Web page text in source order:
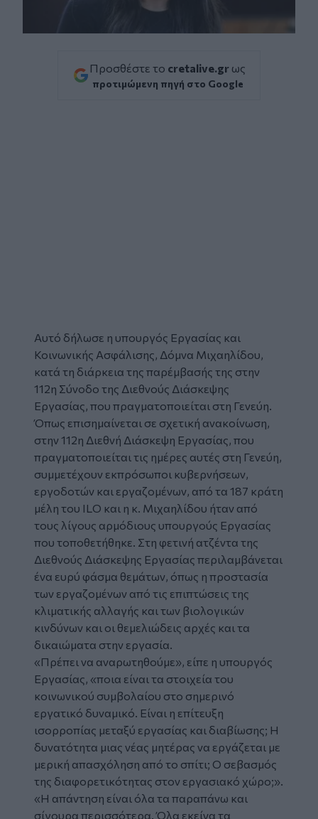
Προσθέστε το cretalive.gr ως
προτιμώμενη πηγή στο Google
Αυτό δήλωσε η υπουργός Εργασίας και
Κοινωνικής Ασφάλισης, Δόμνα Μιχαηλίδου,
κατά τη διάρκεια της παρέμβασής της στην
112η Σύνοδο της Διεθνούς Διάσκεψης
Εργασίας, που πραγματοποιείται στη Γενεύη.
Όπως επισημαίνεται σε σχετική ανακοίνωση,
στην 112η Διεθνή Διάσκεψη Εργασίας, που
πραγματοποιείται τις ημέρες αυτές στη Γενεύη,
συμμετέχουν εκπρόσωποι κυβερνήσεων,
εργοδοτών και εργαζομένων, από τα 187 κράτη
μέλη του ILO και η κ. Μιχαηλίδου ήταν από
τους λίγους αρμόδιους υπουργούς Εργασίας
που τοποθετήθηκε. Στη φετινή ατζέντα της
Διεθνούς Διάσκεψης Εργασίας περιλαμβάνεται
ένα ευρύ φάσμα θεμάτων, όπως η προστασία
των εργαζομένων από τις επιπτώσεις της
κλιματικής αλλαγής και των βιολογικών
κινδύνων και οι θεμελιώδεις αρχές και τα
δικαιώματα στην εργασία.
«Πρέπει να αναρωτηθούμε», είπε η υπουργός
Εργασίας, «ποια είναι τα στοιχεία του
κοινωνικού συμβολαίου στο σημερινό
εργατικό δυναμικό. Είναι η επίτευξη
ισορροπίας μεταξύ εργασίας και διαβίωσης; Η
δυνατότητα μιας νέας μητέρας να εργάζεται με
μερική απασχόληση από το σπίτι; Ο σεβασμός
της διαφορετικότητας στον εργασιακό χώρο;».
«Η απάντηση είναι όλα τα παραπάνω και
σίγουρα περισσότερα. Όλα εκείνα τα